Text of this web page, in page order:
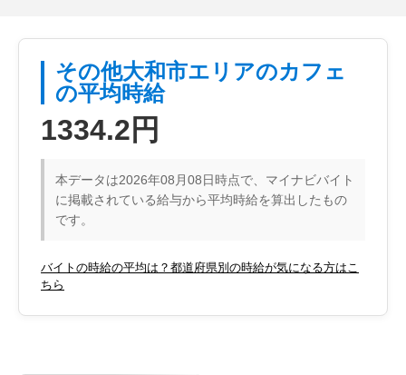
その他大和市エリアのカフェ
の平均時給
1334.2円
本データは2026年08月08日時点で、マイナビバイト
に掲載されている給与から平均時給を算出したもの
です。
バイトの時給の平均は？都道府県別の時給が気になる方はこ
ちら